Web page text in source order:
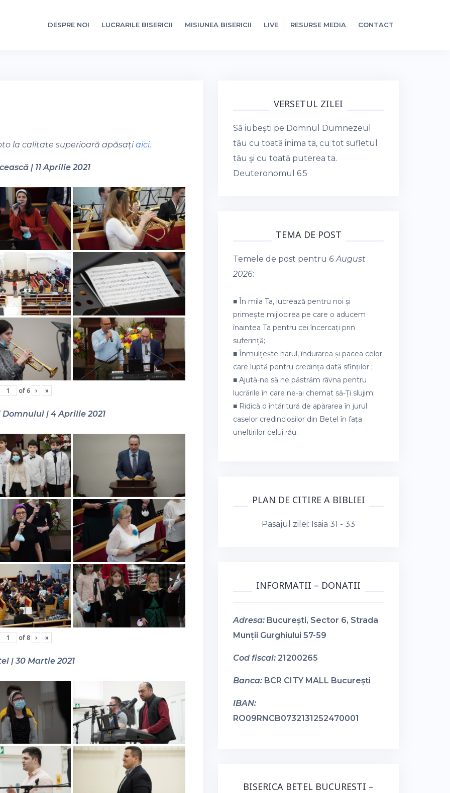
DESPRE NOI LUCRARILE BISERICII MISIUNEA BISERICII LIVE RESURSE MEDIA CONTACT
la calitate superioară apăsațiaici.
| 11 Aprilie 2021
of 6 › »
| 4 Aprilie 2021
of 8 › »
| 30 Martie 2021
VERSETUL ZILEI
Să iubeşti pe Domnul Dumnezeul
tău cu toată inima ta, cu tot sufletul
tău şi cu toată puterea ta.
Deuteronomul 6:5
TEMA DE POST
Temele de post pentru 6 August
2026:
■ În mila Ta, lucrează pentru noi și
primește mijlocirea pe care o aducem
înaintea Ta pentru cei încercați prin
suferință;
■ Înmulțește harul, îndurarea și pacea celor
care luptă pentru credința dată sfinților ;
■ Ajută-ne să ne păstrăm râvna pentru
lucrările în care ne-ai chemat să-Ți slujim;
■ Ridică o întăritură de apărarea în jurul
caselor credincioșilor din Betel în fața
uneltirilor celui rău.
PLAN DE CITIRE A BIBLIEI
Pasajul zilei: Isaia 31 - 33
INFORMATII – DONATII
Adresa: București, Sector 6, Strada
Munții Gurghiului 57-59
Cod fiscal: 21200265
Banca: BCR CITY MALL București
IBAN:
RO09RNCB0732131252470001
BISERICA BETEL BUCURESTI –